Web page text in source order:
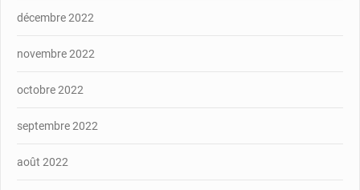
décembre 2022
novembre 2022
octobre 2022
septembre 2022
août 2022